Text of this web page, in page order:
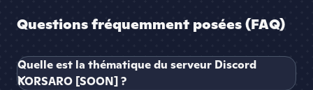
Questions fréquemment posées (FAQ)
Quelle est la thématique du serveur Discord
KORSARO [SOON] ?